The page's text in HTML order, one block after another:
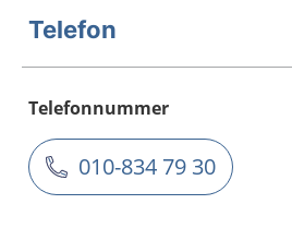
Telefon
Telefonnummer
010-834 79 30